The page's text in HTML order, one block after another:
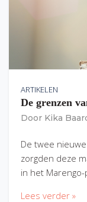
ARTIKELEN
De grenzen
Door Kika
De twee
zorgden deze
in het Marengo-
Lees verder »